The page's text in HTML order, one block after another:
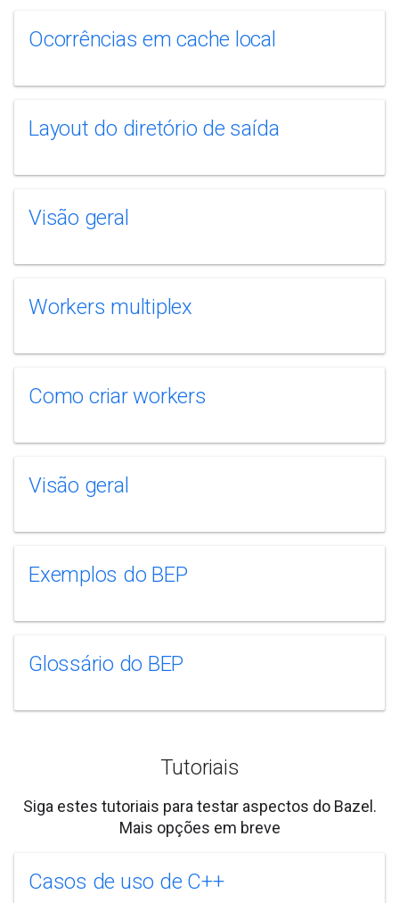
Ocorrências em cache local
Layout do diretório de saída
Visão geral
Workers multiplex
Como criar workers
Visão geral
Exemplos do BEP
Glossário do BEP
Tutoriais
Siga estes tutoriais para testar aspectos do Bazel.
Mais opções em breve
Casos de uso de C++